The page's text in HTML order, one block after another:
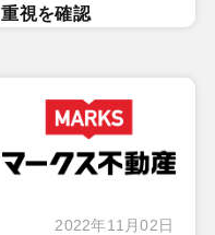
重視を確認
2022年11月02日